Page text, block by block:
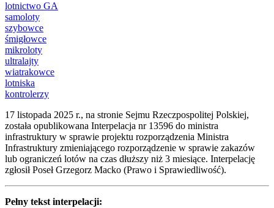
lotnictwo GA
samoloty
szybowce
śmigłowce
mikroloty
ultralajty
wiatrakowce
lotniska
kontrolerzy
17 listopada 2025 r., na stronie Sejmu Rzeczpospolitej Polskiej,
została opublikowana Interpelacja nr 13596 do ministra
infrastruktury w sprawie projektu rozporządzenia Ministra
Infrastruktury zmieniającego rozporządzenie w sprawie zakazów
lub ograniczeń lotów na czas dłuższy niż 3 miesiące. Interpelację
zgłosił Poseł Grzegorz Macko (Prawo i Sprawiedliwość).
Pełny tekst interpelacji: